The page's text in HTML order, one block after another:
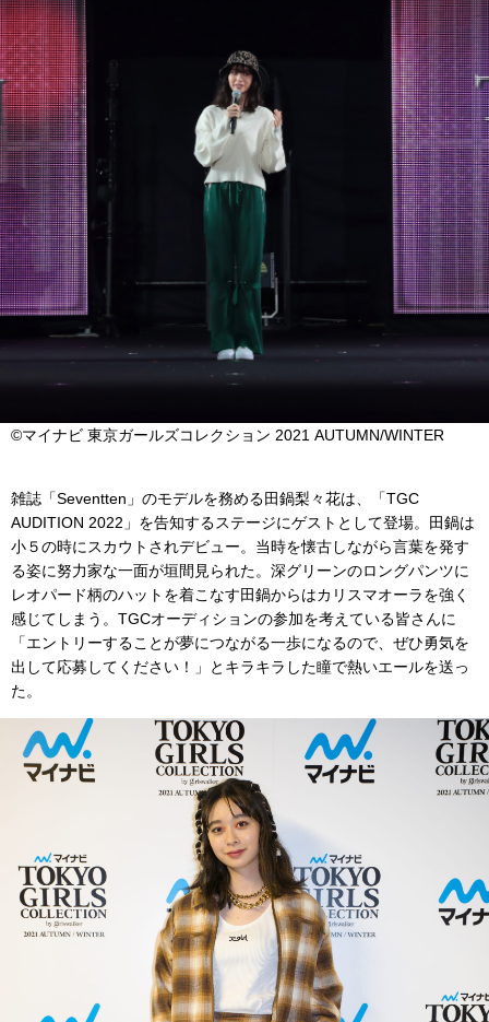
©マイナビ 東京ガールズコレクション 2021 AUTUMN/WINTER
雑誌「Seventten」のモデルを務める田鍋梨々花は、「TGC
AUDITION 2022」を告知するステージにゲストとして登場。田鍋は
小５の時にスカウトされデビュー。当時を懐古しながら言葉を発す
る姿に努力家な一面が垣間見られた。深グリーンのロングパンツに
レオパード柄のハットを着こなす田鍋からはカリスマオーラを強く
感じてしまう。TGCオーディションの参加を考えている皆さんに
「エントリーすることが夢につながる一歩になるので、ぜひ勇気を
出して応募してください！」とキラキラした瞳で熱いエールを送っ
た。